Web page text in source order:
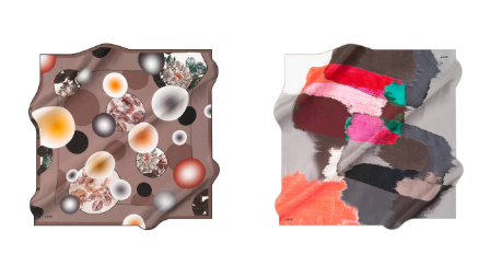
bakım gerektiğindeAker İpek Eşarp Şampuanı
kullanabilirsiniz.
Sıkça Sorulan Sorular
Pudra İpek Kare Çiçekli Eşarp ölçüsü nedir?
Bu ürün ipek tivil eşarp mıdır?
Deseninde hangi renkler öne çıkar?
Hangi kombinlerle kullanılabilir?